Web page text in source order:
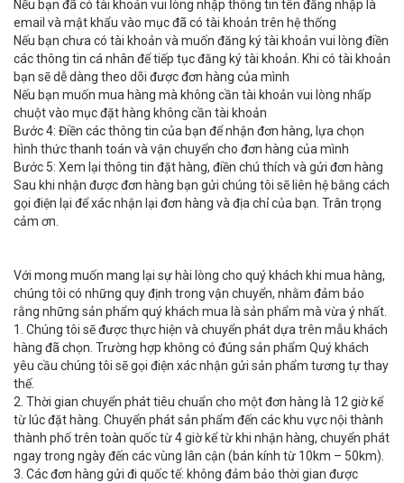
Nếu bạn đã có tài khoản vui lòng nhập thông tin tên đăng nhập là
email và mật khẩu vào mục đã có tài khoản trên hệ thống
Nếu bạn chưa có tài khoản và muốn đăng ký tài khoản vui lòng điền
các thông tin cá nhân để tiếp tục đăng ký tài khoản. Khi có tài khoản
bạn sẽ dễ dàng theo dõi được đơn hàng của mình
Nếu bạn muốn mua hàng mà không cần tài khoản vui lòng nhấp
chuột vào mục đặt hàng không cần tài khoản
Bước 4: Điền các thông tin của bạn để nhận đơn hàng, lựa chọn
hình thức thanh toán và vận chuyển cho đơn hàng của mình
Bước 5: Xem lại thông tin đặt hàng, điền chú thích và gửi đơn hàng
Sau khi nhận được đơn hàng bạn gửi chúng tôi sẽ liên hệ bằng cách
gọi điện lại để xác nhận lại đơn hàng và địa chỉ của bạn. Trân trọng
cảm ơn.
Với mong muốn mang lại sự hài lòng cho quý khách khi mua hàng,
chúng tôi có những quy định trong vận chuyển, nhằm đảm bảo
rằng những sản phẩm quý khách mua là sản phẩm mà vừa ý nhất.
1. Chúng tôi sẽ được thực hiện và chuyển phát dựa trên mẫu khách
hàng đã chọn. Trường hợp không có đúng sản phẩm Quý khách
yêu cầu chúng tôi sẽ gọi điện xác nhận gửi sản phẩm tương tự thay
thế.
2. Thời gian chuyển phát tiêu chuẩn cho một đơn hàng là 12 giờ kể
từ lúc đặt hàng. Chuyển phát sản phẩm đến các khu vực nội thành
thành phố trên toàn quốc từ 4 giờ kể từ khi nhận hàng, chuyển phát
ngay trong ngày đến các vùng lân cận (bán kính từ 10km – 50km).
3. Các đơn hàng gửi đi quốc tế: không đảm bảo thời gian được